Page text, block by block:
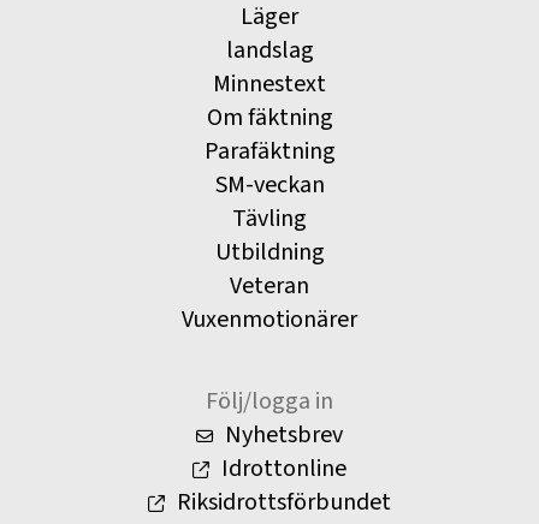
Läger
landslag
Minnestext
Om fäktning
Parafäktning
SM-veckan
Tävling
Utbildning
Veteran
Vuxenmotionärer
Följ/logga in
Nyhetsbrev
Idrottonline
Riksidrottsförbundet